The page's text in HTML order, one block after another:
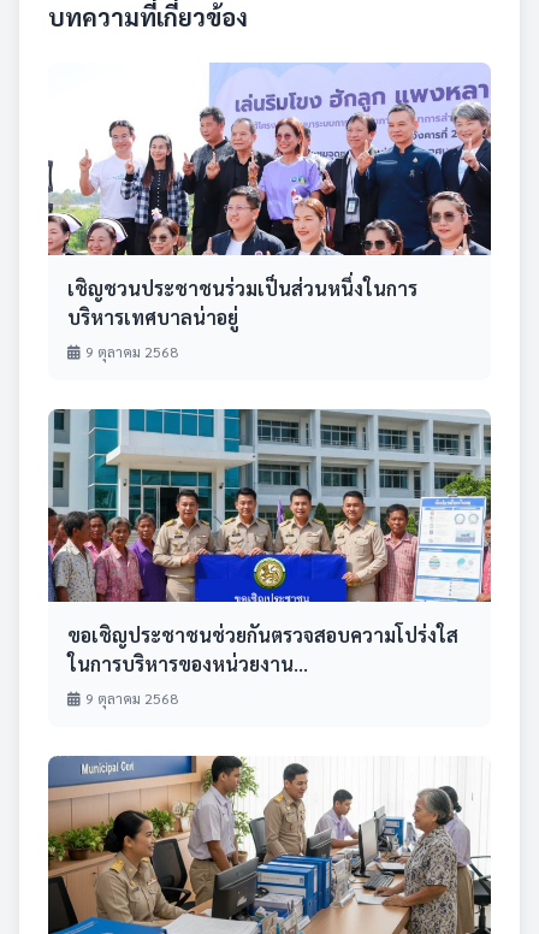
บทความที่เกี่ยวข้อง
เชิญชวนประชาชนร่วมเป็นส่วนหนึ่งในการ
บริหารเทศบาลน่าอยู่
9 ตุลาคม 2568
ขอเชิญประชาชนช่วยกันตรวจสอบความโปร่งใส
ในการบริหารของหน่วยงาน...
9 ตุลาคม 2568